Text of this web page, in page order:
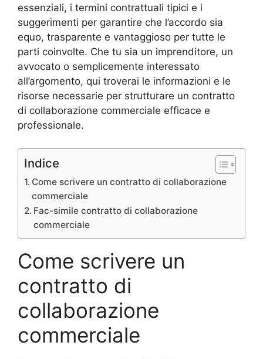
essenziali, i termini contrattuali tipici e i
suggerimenti per garantire che l’accordo sia
equo, trasparente e vantaggioso per tutte le
parti coinvolte. Che tu sia un imprenditore, un
avvocato o semplicemente interessato
all’argomento, qui troverai le informazioni e le
risorse necessarie per strutturare un contratto
di collaborazione commerciale efficace e
professionale.
Indice
Come scrivere un contratto di collaborazione
commerciale
Fac-simile contratto di collaborazione
commerciale
Come scrivere un
contratto di
collaborazione
commerciale